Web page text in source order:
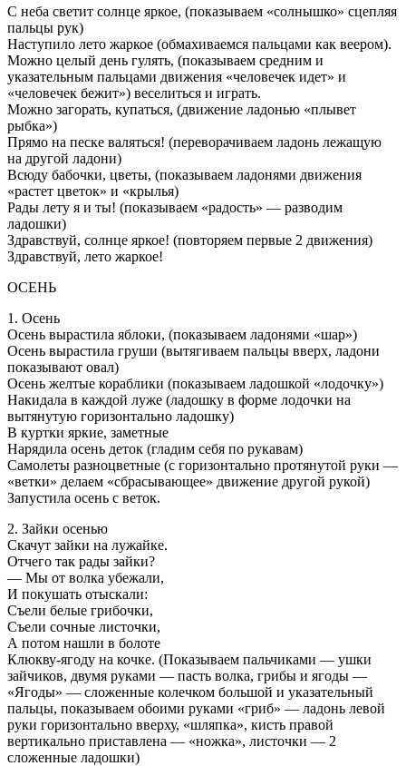
С неба светит солнце яркое, (показываем «солнышко» сцепляя
пальцы рук)
Наступило лето жаркое (обмахиваемся пальцами как веером).
Можно целый день гулять, (показываем средним и
указательным пальцами движения «человечек идет» и
«человечек бежит») веселиться и играть.
Можно загорать, купаться, (движение ладонью «плывет
рыбка»)
Прямо на песке валяться! (переворачиваем ладонь лежащую
на другой ладони)
Всюду бабочки, цветы, (показываем ладонями движения
«растет цветок» и «крылья)
Рады лету я и ты! (показываем «радость» — разводим
ладошки)
Здравствуй, солнце яркое! (повторяем первые 2 движения)
Здравствуй, лето жаркое!
ОСЕНЬ
1. Осень
Осень вырастила яблоки, (показываем ладонями «шар»)
Осень вырастила груши (вытягиваем пальцы вверх, ладони
показывают овал)
Осень желтые кораблики (показываем ладошкой «лодочку»)
Накидала в каждой луже (ладошку в форме лодочки на
вытянутую горизонтально ладошку)
В куртки яркие, заметные
Нарядила осень деток (гладим себя по рукавам)
Самолеты разноцветные (с горизонтально протянутой руки —
«ветки» делаем «сбрасывающее» движение другой рукой)
Запустила осень с веток.
2. Зайки осенью
Скачут зайки на лужайке.
Отчего так рады зайки?
— Мы от волка убежали,
И покушать отыскали:
Съели белые грибочки,
Съели сочные листочки,
А потом нашли в болоте
Клюкву-ягоду на кочке. (Показываем пальчиками — ушки
зайчиков, двумя руками — пасть волка, грибы и ягоды —
«Ягоды» — сложенные колечком большой и указательный
пальцы, показываем обоими руками «гриб» — ладонь левой
руки горизонтально вверху, «шляпка», кисть правой
вертикально приставлена — «ножка», листочки — 2
сложенные ладошки)